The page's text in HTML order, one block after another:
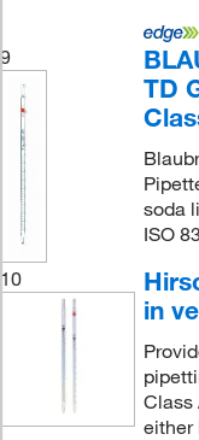
9
TD
soda
ISO
10
in
Class
either